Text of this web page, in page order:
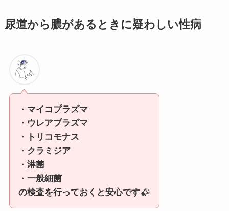
尿道から膿があるときに疑わしい性病
・ マイコプラズマ
・ ウレアプラズマ
・
トリコモナス
・ クラミジア
・ 淋菌
・ 一般細菌
の検査を行っておくと安心です